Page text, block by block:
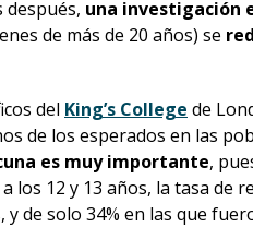
después, una investigación
de más de 20 años) se
del King’s College de
de los esperados en las
es muy importante,
los 12 y 13 años, la tasa de
de solo 34% en las que